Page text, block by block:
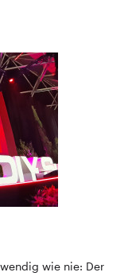
wie nie: Der